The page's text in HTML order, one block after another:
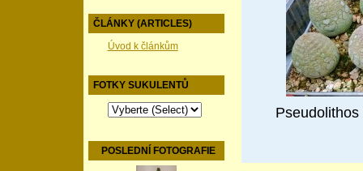
ČLÁNKY (ARTICLES)
Úvod k článkům
FOTKY SUKULENTŮ
POSLEDNÍ FOTOGRAFIE